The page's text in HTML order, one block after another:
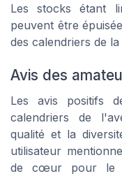
Les stocks étant
peuvent être
des calendriers de
Avis des
Les avis positifs
calendriers de
qualité et la
utilisateur
de cœur pour le